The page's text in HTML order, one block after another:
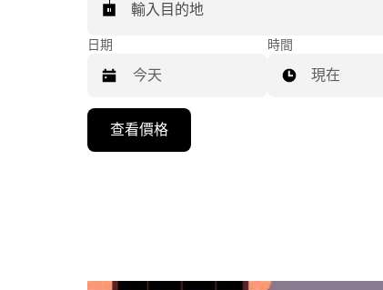
輸入目的地
日期
下
時間
現在
查看價格